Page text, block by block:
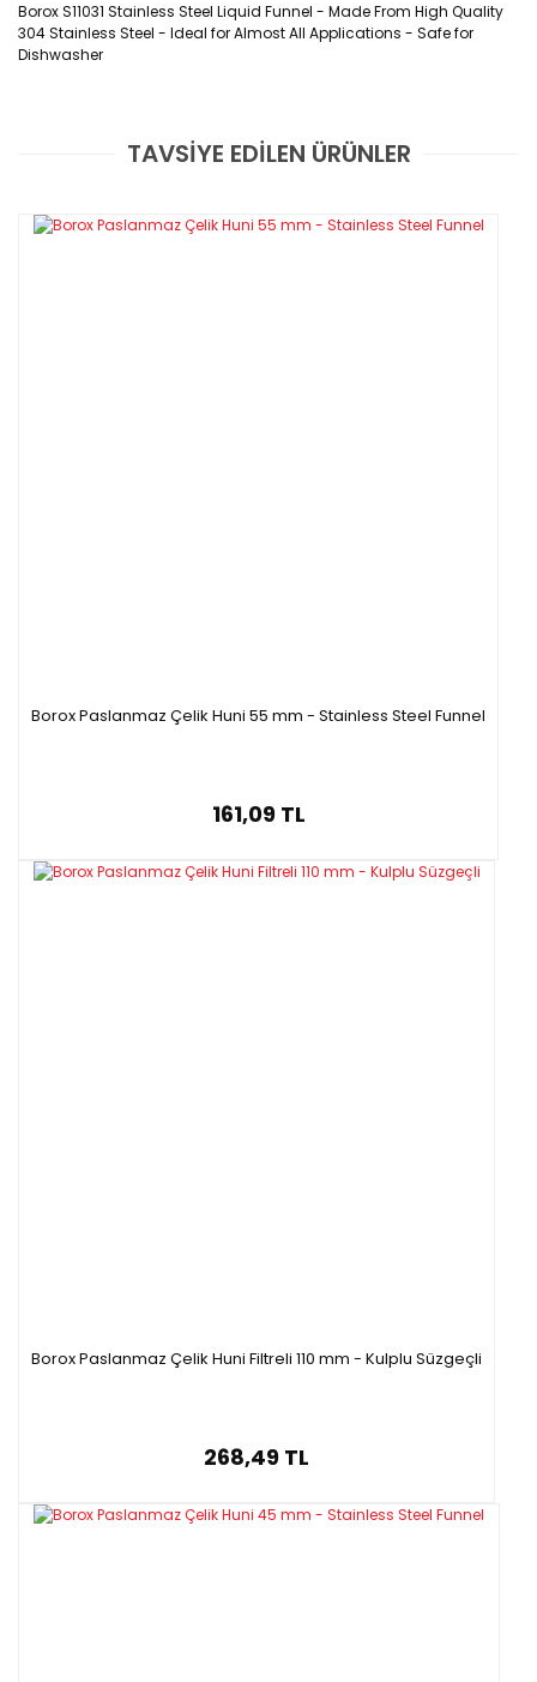
Borox S11031 Stainless Steel Liquid Funnel - Made From High Quality
304 Stainless Steel - Ideal for Almost All Applications - Safe for
Dishwasher
Bu ürüne ilk yorumu siz yapın!
Yorum Yaz
ÜRÜN KODU : S11031
Paslanmaz Çelik Huniler ile tüm işlemler
daha kolay : laboratuvarlarda tüm toz/sıvı
- Bulaşık makinesinde yıkamaya uygundur.
mm ve 45 mm olarak üç farklı ölçüde
TAVSİYE EDİLEN ÜRÜNLER
Borox Paslanmaz Çelik Huni 55 mm - Stainless Steel Funnel
161,09 TL
Borox Paslanmaz Çelik Huni Filtreli 110 mm - Kulplu Süzgeçli
268,49 TL